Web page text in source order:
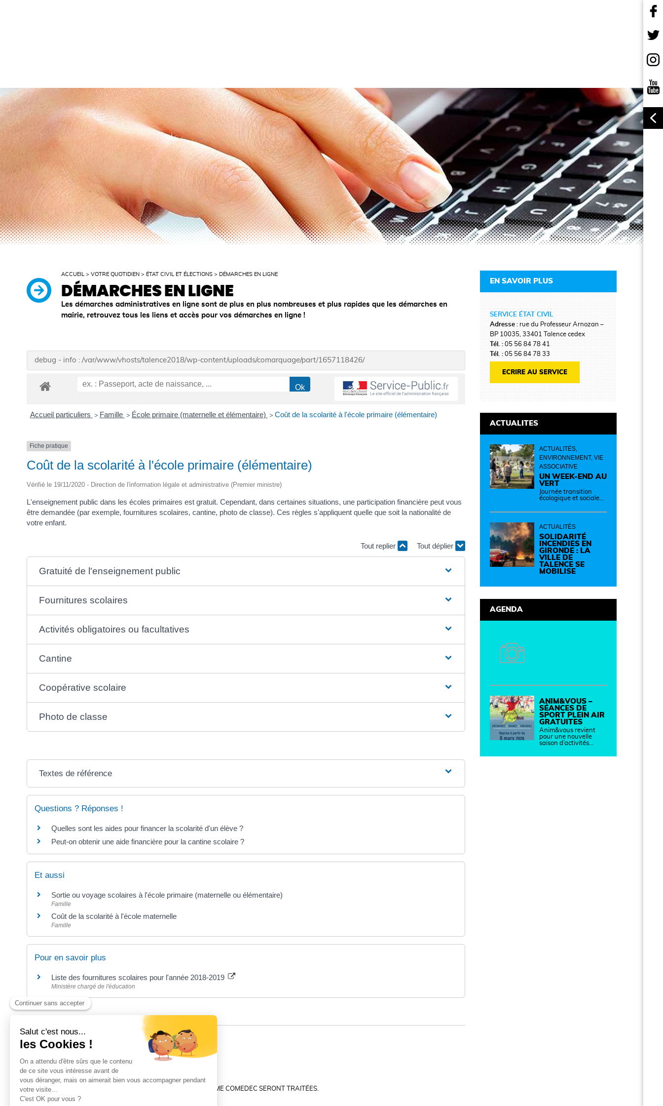
ACCUEIL >VOTRE QUOTIDIEN > ÉTAT CIVIL ET ÉLECTIONS > DÉMARCHES EN LIGNE
DÉMARCHES EN LIGNE
Les démarches administratives en ligne sont de plus en plus nombreuses et plus rapides que les démarches en
mairie, retrouvez tous les liens et accès pour vos démarches en ligne !
debug - info : /var/www/vhosts/talence2018/wp-content/uploads/comarquage/part/1657118426/
Accueil particuliers > Famille > École primaire (maternelle et élémentaire) > Coût de la scolarité à l'école primaire (élémentaire)
Fiche pratique
Coût de la scolarité à l'école primaire (élémentaire)
Vérifié le 19/11/2020 - Direction de l'information légale et administrative (Premier ministre)
L'enseignement public dans les écoles primaires est gratuit. Cependant, dans certaines situations, une participation financière peut vous
être demandée (par exemple, fournitures scolaires, cantine, photo de classe). Ces règles s'appliquent quelle que soit la nationalité de
votre enfant.
Tout replier Tout déplier
Gratuité de l'enseignement public
Fournitures scolaires
Activités obligatoires ou facultatives
Cantine
Coopérative scolaire
Photo de classe
Textes de référence
Questions ? Réponses !
Quelles sont les aides pour financer la scolarité d'un élève ?
Peut-on obtenir une aide financière pour la cantine scolaire ?
Et aussi
Sortie ou voyage scolaires à l'école primaire (maternelle ou élémentaire)
Famille
Coût de la scolarité à l'école maternelle
Famille
Pour en savoir plus
Liste des fournitures scolaires pour l'année 2018-2019
Ministère chargé de l'éducation
Direction de l'information légale et administrative
POUR LES NOTAIRES
SEULES LES DEMANDES FAITES AU MOYEN DE LA PLATEFORME COMEDEC SERONT TRAITÉES.
EN SAVOIR PLUS
SERVICE ÉTAT CIVIL
Adresse: rue du Professeur Arnozan –
BP 10035, 33401 Talence cedex
Tél. :05 56 84 78 41
Tél. :05 56 84 78 33
ECRIRE AU SERVICE
ACTUALITES
ACTUALITÉS,
ENVIRONNEMENT, VIE
ASSOCIATIVE
UN WEEK-END AU
VERT
Journée transition
écologique et sociale
de 14h à 19h Des
des rencontres pour
passer à l'action !
Cette journée réunit
de nombreux
partenaires autour
d'initiatives concrètes
pour un territoire plus
durable et solidaire.
ACTUALITÉS
SOLIDARITÉ
INCENDIES EN
GIRONDE : LA
VILLE DE
TALENCE SE
MOBILISE
AGENDA
ANIM&VOUS –
SÉANCES DE
SPORT PLEIN AIR
GRATUITES
Anim&vous revient
pour une nouvelle
saison d’activités…